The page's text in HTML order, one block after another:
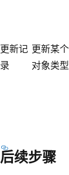
更新记
录
更新某
对象类
后续步骤